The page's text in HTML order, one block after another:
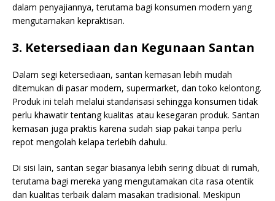
dalam penyajiannya, terutama bagi konsumen modern yang
mengutamakan kepraktisan.
3. Ketersediaan dan Kegunaan Santan
Dalam segi ketersediaan, santan kemasan lebih mudah
ditemukan di pasar modern, supermarket, dan toko kelontong.
Produk ini telah melalui standarisasi sehingga konsumen tidak
perlu khawatir tentang kualitas atau kesegaran produk. Santan
kemasan juga praktis karena sudah siap pakai tanpa perlu
repot mengolah kelapa terlebih dahulu.
Di sisi lain, santan segar biasanya lebih sering dibuat di rumah,
terutama bagi mereka yang mengutamakan cita rasa otentik
dan kualitas terbaik dalam masakan tradisional. Meskipun